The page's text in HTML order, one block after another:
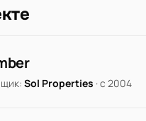
Sol Properties · с 2004